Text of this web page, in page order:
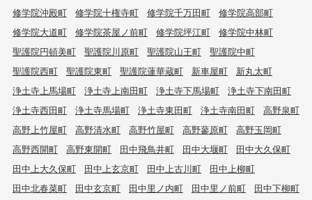
修学院沖殿町
修学院十権寺町 修学院千万田町
修学院高部町
修学院大道町
修学院茶屋ノ前町 修学院坪江町
修学院中林町
聖護院円頓美町
聖護院川原町 聖護院山王町
聖護院中町
聖護院西町
聖護院東町 聖護院蓮華蔵町 新車屋町
新丸太町
浄土寺上馬場町
浄土寺上南田町 浄土寺下馬場町
浄土寺下南田町
浄土寺西田町
浄土寺馬場町 浄土寺東田町 浄土寺南田町
高野泉町
高野上竹屋町
高野清水町 高野竹屋町 高野蓼原町
高野玉岡町
高野西開町
高野東開町 田中飛鳥井町 田中大堰町
田中大久保町
田中上大久保町
田中上玄京町 田中上古川町
田中上柳町
田中北春菜町
田中玄京町 田中里ノ内町 田中里ノ前町
田中下柳町